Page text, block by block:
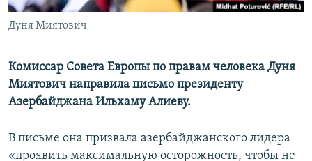
Русский
Дуня Миятович
Комиссар Совета Европы по правам человека Дуня
Миятович направила письмо президенту
Азербайджана Ильхаму Алиеву.
В письме она призвала азербайджанского лидера
«проявить максимальную осторожность, чтобы не